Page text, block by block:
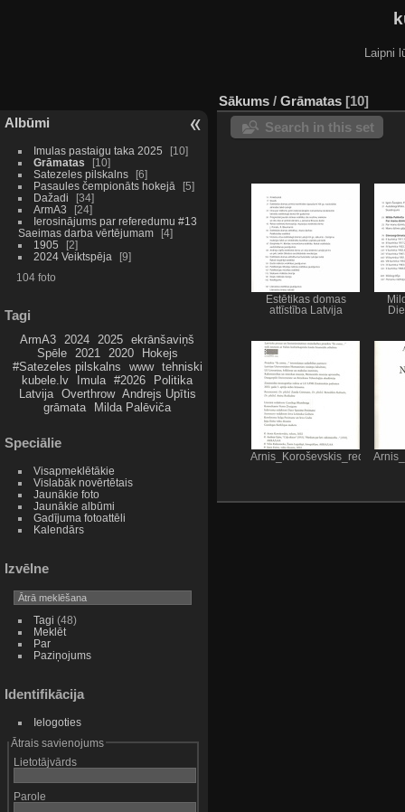
Laipni
Albūmi
Imulas pastaigu taka 2025
10
Grāmatas
10
Satezeles pilskalns
6
Pasaules čempionāts hokejā
5
Dažadi
34
ArmA3
24
Ierosinājums par referedumu #13
Saeimas darba vērtējumam
4
1905
2
2024 Veiktspēja
9
104 foto
Tagi
ArmA3 2024 2025
ekrānšaviņš
Spēle
2021 2020
Hokejs
#Satezeles pilskalns
www
tehniski
kubele.lv
Imula #2026
Politika
Latvija
Overthrow Andrejs Upītis
grāmata
Milda Palēviča
Speciālie
Visapmeklētākie
Vislabāk novērtētais
Jaunākie foto
Jaunākie albūmi
Gadījuma fotoattēli
Kalendārs
Izvēlne
Tagi (48)
Meklēt
Par
Paziņojums
Identifikācija
Ielogoties
Ātrais savienojums
Lietotājvārds
Parole
Sākums / Grāmatas 10
Search in this set
Estētikas domas
attīstība Latvija
Arnis_Koroševskis_redaktori